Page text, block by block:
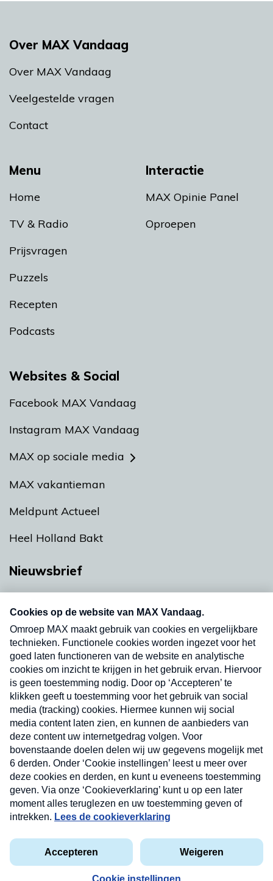
Menu
Home
TV & Radio
Prijsvragen
Puzzels
Recepten
Podcasts
Interactie
MAX Opinie Panel
Oproepen
Over MAX Vandaag
Over MAX Vandaag
Veelgestelde vragen
Contact
Websites & Social
Facebook MAX Vandaag
Instagram MAX Vandaag
MAX op sociale media
MAX vakantieman
Meldpunt Actueel
Heel Holland Bakt
Nieuwsbrief
nieuwsbrief. Elke vrijdag- en dinsdagochtend in
uw mailbox.
Verzend
Privacyverklaring
Cookieverklaring
Kwetsbaarheid melden
Copyright © 2026 MAX Vandaag - Omroep MAX
Nieuwsbrief
Neem hier een gratis abonnement op onze
nieuwsbrief. Elke vrijdag- en dinsdagochtend in uw